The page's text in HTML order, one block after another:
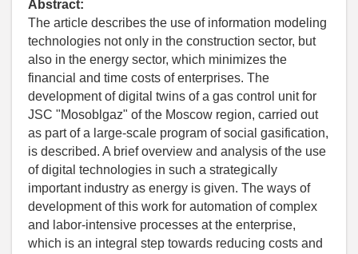
Abstract:
The article describes the use of information modeling
technologies not only in the construction sector, but
also in the energy sector, which minimizes the
financial and time costs of enterprises. The
development of digital twins of a gas control unit for
JSC "Mosoblgaz" of the Moscow region, carried out
as part of a large-scale program of social gasification,
is described. A brief overview and analysis of the use
of digital technologies in such a strategically
important industry as energy is given. The ways of
development of this work for automation of complex
and labor-intensive processes at the enterprise,
which is an integral step towards reducing costs and